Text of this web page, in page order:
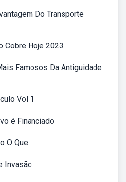
Do Transporte
Cobre Hoje 2023
Famosos Da Antiguidade
Vol 1
é Financiado
O Que
Invasão